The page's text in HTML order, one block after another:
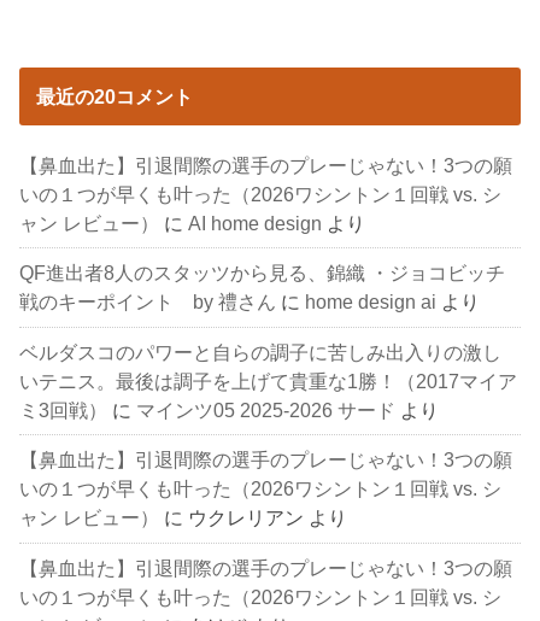
最近の20コメント
【鼻血出た】引退間際の選手のプレーじゃない！3つの願
いの１つが早くも叶った（2026ワシントン１回戦 vs. シ
ャン レビュー）
にAI home design より
QF進出者8人のスタッツから見る、錦織 ・ジョコビッチ
戦のキーポイント by 禮さん に home design ai より
ベルダスコのパワーと自らの調子に苦しみ出入りの激し
いテニス。最後は調子を上げて貴重な1勝！（2017マイア
ミ3回戦）
に マインツ05 2025-2026 サード より
【鼻血出た】引退間際の選手のプレーじゃない！3つの願
いの１つが早くも叶った（2026ワシントン１回戦 vs. シ
ャン レビュー）
に ウクレリアン より
【鼻血出た】引退間際の選手のプレーじゃない！3つの願
いの１つが早くも叶った（2026ワシントン１回戦 vs. シ